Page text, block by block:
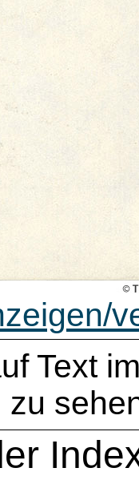
Text
zu